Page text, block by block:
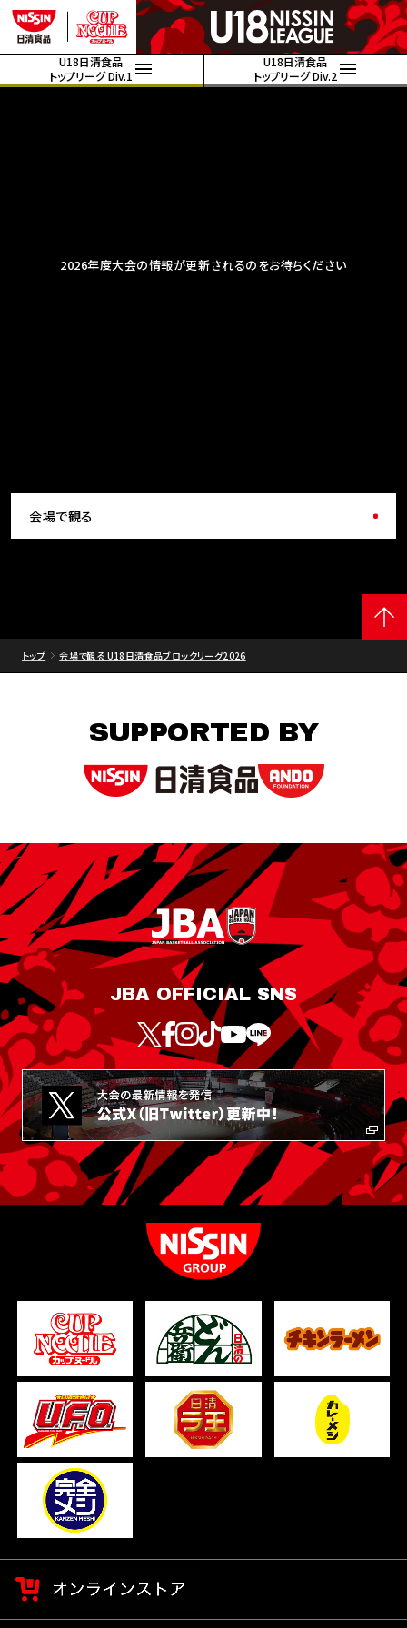
U18日清食品
トップリーグ Div.1
U18日清食品
トップリーグ Div.2
2026年度大会の情報が更新されるのをお待ちください
会場で観る
トップ 会場で観る U18日清食品ブロックリーグ2026
SUPPORTED BY
JBA OFFICIAL SNS